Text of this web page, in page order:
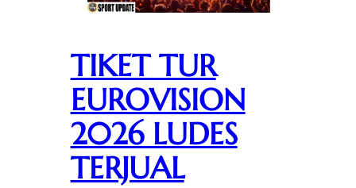
TIKET TUR
EUROVISION
2026 LUDES
TERJUAL